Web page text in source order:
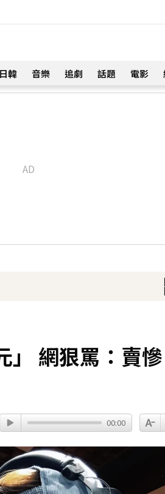
日韓 音樂 追劇 話題 電影
54分鐘前
」 網狠罵：賣慘
00:00